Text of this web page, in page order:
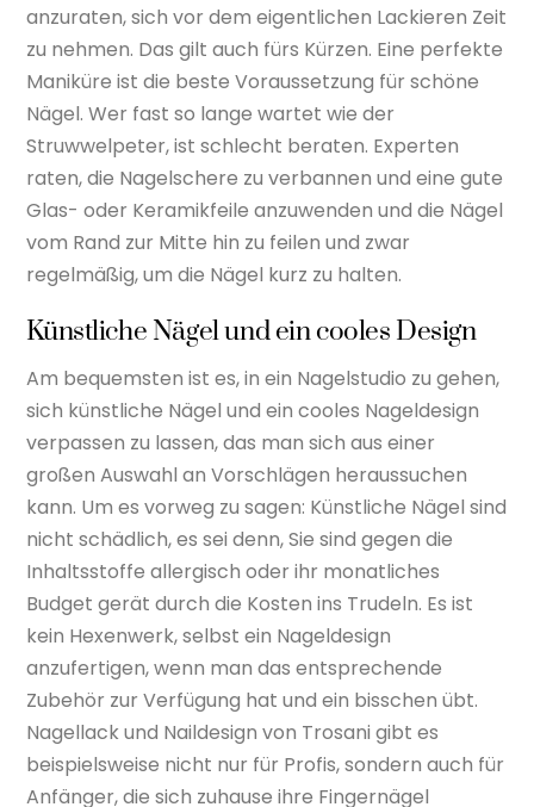
anzuraten, sich vor dem eigentlichen Lackieren Zeit
zu nehmen. Das gilt auch fürs Kürzen. Eine perfekte
Maniküre ist die beste Voraussetzung für schöne
Nägel. Wer fast so lange wartet wie der
Struwwelpeter, ist schlecht beraten. Experten
raten, die Nagelschere zu verbannen und eine gute
Glas- oder Keramikfeile anzuwenden und die Nägel
vom Rand zur Mitte hin zu feilen und zwar
regelmäßig, um die Nägel kurz zu halten.
Künstliche Nägel und ein cooles Design
Am bequemsten ist es, in ein Nagelstudio zu gehen,
sich künstliche Nägel und ein cooles Nageldesign
verpassen zu lassen, das man sich aus einer
großen Auswahl an Vorschlägen heraussuchen
kann. Um es vorweg zu sagen: Künstliche Nägel sind
nicht schädlich, es sei denn, Sie sind gegen die
Inhaltsstoffe allergisch oder ihr monatliches
Budget gerät durch die Kosten ins Trudeln. Es ist
kein Hexenwerk, selbst ein Nageldesign
anzufertigen, wenn man das entsprechende
Zubehör zur Verfügung hat und ein bisschen übt.
Nagellack und Naildesign von Trosani gibt es
beispielsweise nicht nur für Profis, sondern auch für
Anfänger, die sich zuhause ihre Fingernägel